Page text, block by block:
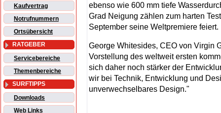
Kaufvertrag
Notrufnummern
Ortsübersicht
RATGEBER
Servicebereiche
Themenbereiche
SURFTIPPS
Downloads
Web Links
ebenso wie 600 mm tiefe
Grad Neigung zählen zum harten
September seine Weltpremiere feiert.
George Whitesides, CEO von Virgin
Vorstellung des weltweit ersten
sich daher noch stärker der
wir bei Technik, Entwicklung und
unverwechselbares Design."